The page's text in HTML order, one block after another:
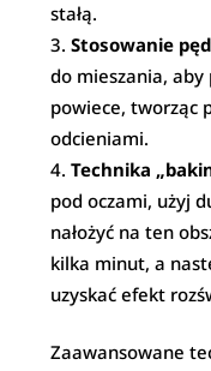
stałą.
Stosowanie
do mieszania, aby
powiece, tworząc
odcieniami.
Technika
pod oczami, użyj
nałożyć na ten
kilka minut, a
uzyskać efekt
Zaawansowane